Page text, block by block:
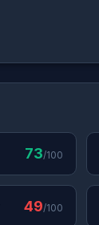
73/100
49/100